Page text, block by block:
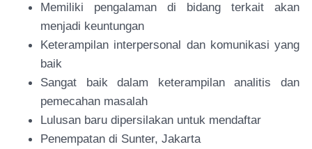
Memiliki pengalaman di bidang terkait akan
menjadi keuntungan
Keterampilan interpersonal dan komunikasi yang
baik
Sangat baik dalam keterampilan analitis dan
pemecahan masalah
Lulusan baru dipersilakan untuk mendaftar
Penempatan di Sunter, Jakarta